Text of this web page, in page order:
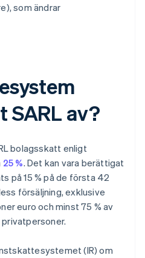
som ändrar
SARL av?
bolagsskatt enligt
25 %. Det kan vara berättigat
på 15 % på de första 42
försäljning, exklusive
euro och minst 75 % av
(IR) om